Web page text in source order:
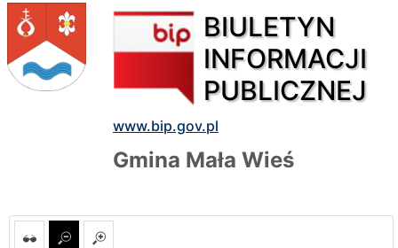
BIULETYN
INFORMACJI
PUBLICZNEJ
www.bip.gov.pl
Gmina Mała Wieś